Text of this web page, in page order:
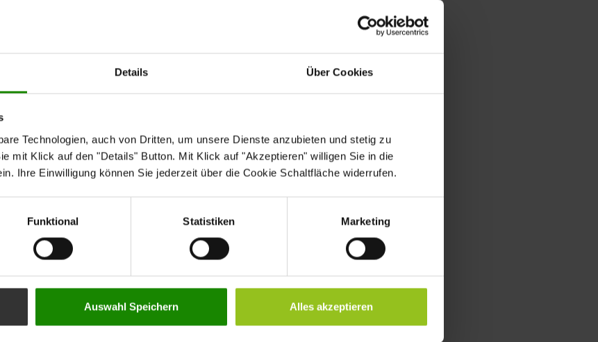
Details Über Cookies
Technologien, auch von Dritten, um unsere Dienste anzubieten und stetig zu
mit Klick auf den "Details" Button. Mit Klick auf "Akzeptieren" willigen Sie in die
Ihre Einwilligung können Sie jederzeit über die Cookie Schaltfläche widerrufen.
Funktional Statistiken Marketing
Auswahl Speichern Alles akzeptieren